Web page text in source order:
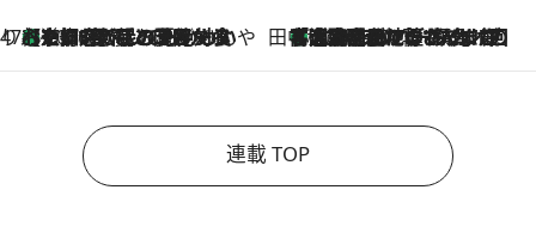
47都道府県の手みやげ ひんやりスイーツで夏を満喫
2026.8.7
【京都府】この夏絶対食べたい 冷やしておいしいおやつ3選 ひと口目から心を掴む新緑のテリーヌ 田中稲の勝手に再ブーム
2026.8.7
「湘南乃風に憧れて」観客大盛上がりの“タオル回し”に、ラッパー顔負けの高速歌唱まで…さだまさし（74）のアグレッシブすぎる現在地
連載 TOP